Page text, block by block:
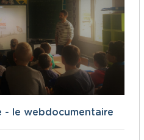
- le webdocumentaire